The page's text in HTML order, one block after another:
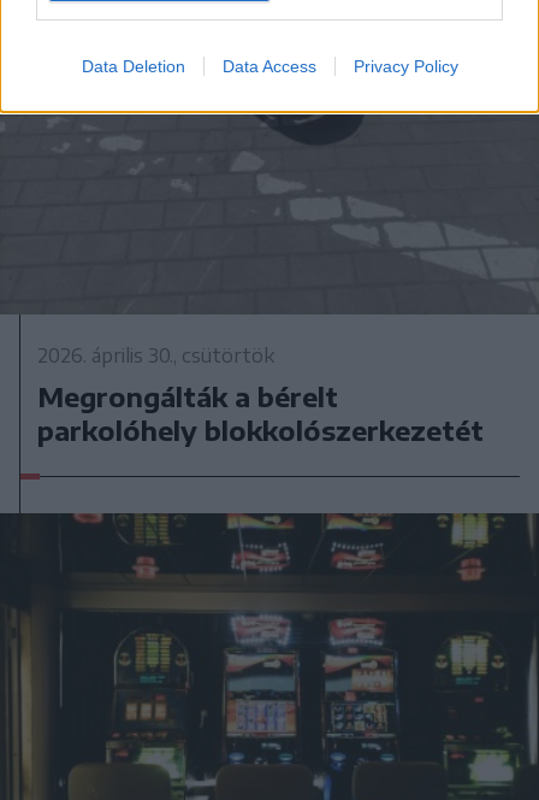
Data Deletion Data Access Privacy Policy
2026. április 30., csütörtök
Megrongálták a bérelt
parkolóhely blokkolószerkezetét